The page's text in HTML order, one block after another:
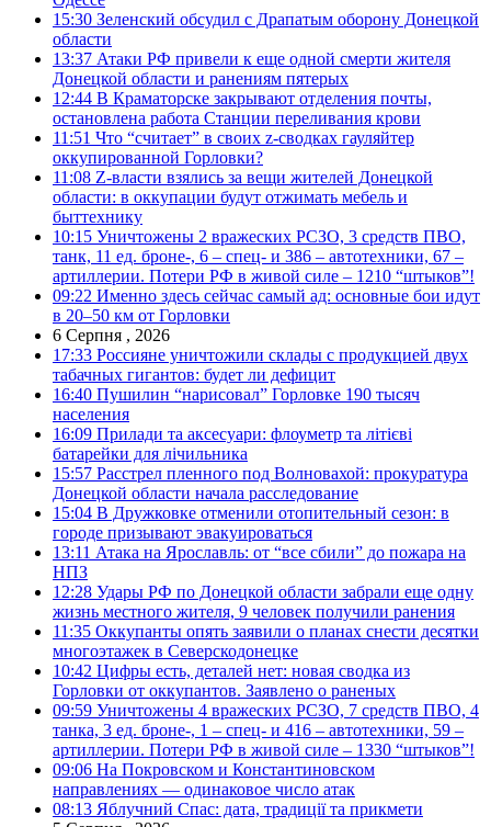
15:30 Зеленский обсудил с Драпатым оборону Донецкой
области
13:37 Атаки РФ привели к еще одной смерти жителя
Донецкой области и ранениям пятерых
12:44 В Краматорске закрывают отделения почты,
остановлена работа Станции переливания крови
11:51 Что “считает” в своих z-сводках гауляйтер
оккупированной Горловки?
11:08 Z-власти взялись за вещи жителей Донецкой
области: в оккупации будут отжимать мебель и
быттехнику
10:15 Уничтожены 2 вражеских РСЗО, 3 средств ПВО,
танк, 11 ед. броне-, 6 – спец- и 386 – автотехники, 67 –
артиллерии. Потери РФ в живой силе – 1210 “штыков”!
09:22 Именно здесь сейчас самый ад: основные бои идут
в 20–50 км от Горловки
6 Серпня , 2026
17:33 Россияне уничтожили склады с продукцией двух
табачных гигантов: будет ли дефицит
16:40 Пушилин “нарисовал” Горловке 190 тысяч
населения
16:09 Прилади та аксесуари: флоуметр та літієві
батарейки для лічильника
15:57 Расстрел пленного под Волновахой: прокуратура
Донецкой области начала расследование
15:04 В Дружковке отменили отопительный сезон: в
городе призывают эвакуироваться
13:11 Атака на Ярославль: от “все сбили” до пожара на
НПЗ
12:28 Удары РФ по Донецкой области забрали еще одну
жизнь местного жителя, 9 человек получили ранения
11:35 Оккупанты опять заявили о планах снести десятки
многоэтажек в Северскодонецке
10:42 Цифры есть, деталей нет: новая сводка из
Горловки от оккупантов. Заявлено о раненых
09:59 Уничтожены 4 вражеских РСЗО, 7 средств ПВО, 4
танка, 3 ед. броне-, 1 – спец- и 416 – автотехники, 59 –
артиллерии. Потери РФ в живой силе – 1330 “штыков”!
09:06 На Покровском и Константиновском
направлениях — одинаковое число атак
08:13 Яблучний Спас: дата, традиції та прикмети